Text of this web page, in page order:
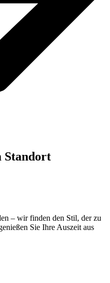
Standort
– wir finden den Stil, der zu
Sie Ihre Auszeit aus